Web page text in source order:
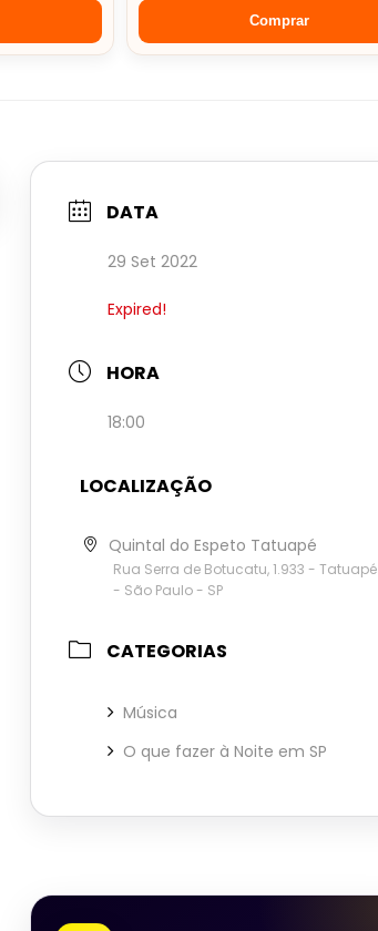
Comprar
DATA
29 Set 2022
Expired!
HORA
18:00
LOCALIZAÇÃO
Quintal do Espeto Tatuapé
Rua Serra de Botucatu, 1.933 - Tatuapé
- São Paulo - SP
CATEGORIAS
Música
O que fazer à Noite em SP